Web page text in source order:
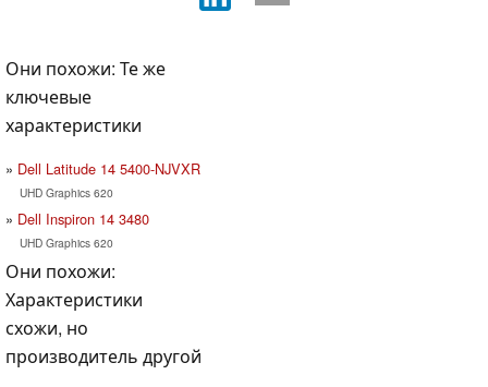
Они похожи: Те же
ключевые
характеристики
Dell Latitude 14 5400-NJVXR
UHD Graphics 620
Dell Inspiron 14 3480
UHD Graphics 620
Они похожи:
Характеристики
схожи, но
производитель другой